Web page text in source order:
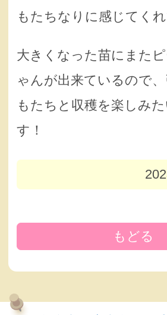
もたちなりに感じてく
大きくなった苗にまた
ゃんが出来ているので
もたちと収穫を楽しみ
す！
もどる